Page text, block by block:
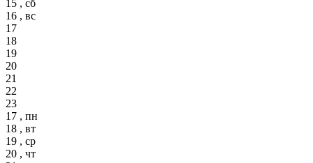
15 , сб
16 , вс
17
18
19
20
21
22
23
17 , пн
18 , вт
19 , ср
20 , чт